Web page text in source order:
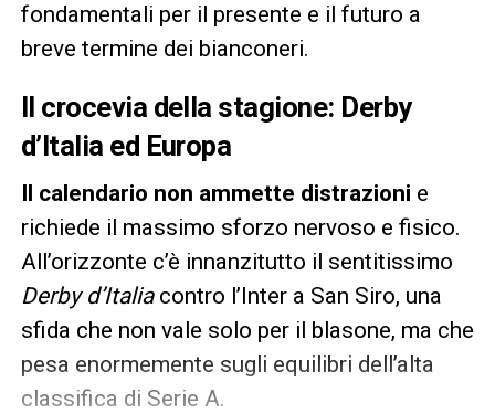
fondamentali per il presente e il futuro a
breve termine dei bianconeri.
Il crocevia della stagione: Derby
d’Italia ed Europa
Il calendario non ammette distrazioni e
richiede il massimo sforzo nervoso e fisico.
All’orizzonte c’è innanzitutto il sentitissimo
Derby d’Italiacontro l’Inter a San Siro, una
sfida che non vale solo per il blasone, ma che
pesa enormemente sugli equilibri dell’alta
classifica di Serie A.